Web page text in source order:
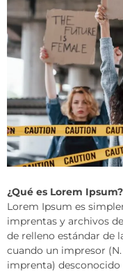
¿Qué es Lorem Ipsum?
Lorem Ipsum es
imprentas y archivos
de relleno estándar de
cuando un impresor (N.
imprenta)